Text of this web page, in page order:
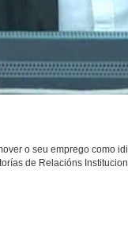
o seu emprego como
de Relacións